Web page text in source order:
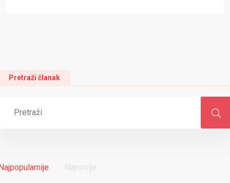
Pretraži članak
Najnovije